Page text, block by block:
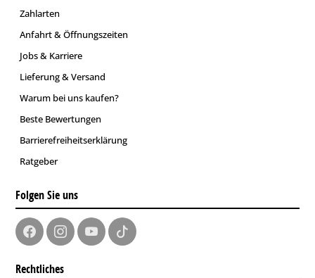
Zahlarten
Anfahrt & Öffnungszeiten
Jobs & Karriere
Lieferung & Versand
Warum bei uns kaufen?
Beste Bewertungen
Barrierefreiheitserklärung
Ratgeber
Folgen Sie uns
Rechtliches